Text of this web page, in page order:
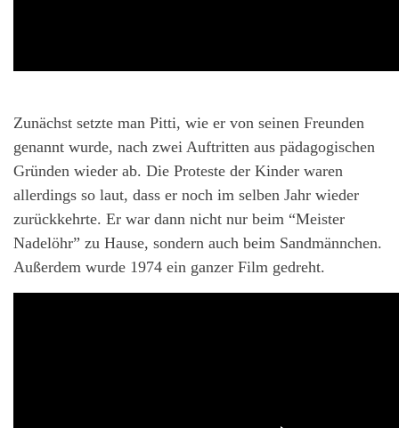
Zunächst setzte man Pitti, wie er von seinen Freunden
genannt wurde, nach zwei Auftritten aus pädagogischen
Gründen wieder ab. Die Proteste der Kinder waren
allerdings so laut, dass er noch im selben Jahr wieder
zurückkehrte. Er war dann nicht nur beim “Meister
Nadelöhr” zu Hause, sondern auch beim Sandmännchen.
Außerdem wurde 1974 ein ganzer Film gedreht.